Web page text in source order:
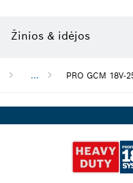
Žinios & idėjos
... PRO GCM 18V-